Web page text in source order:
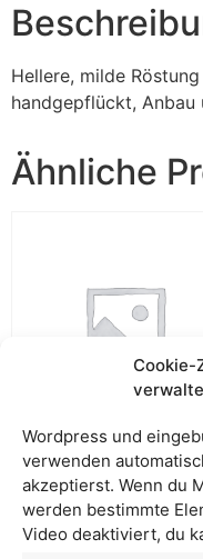
Cookie-
Wordpress und
verwenden
akzeptierst. Wenn du
werden bestimmte
Video deaktiviert, du
Hellere, milde
handgepflückt, Anbau
Ähnliche
RebelDía Bio-Omni-
ganze Bohne GP